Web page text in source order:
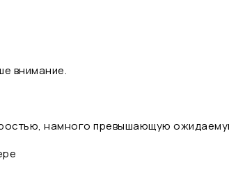
внимание.
намного превышающую